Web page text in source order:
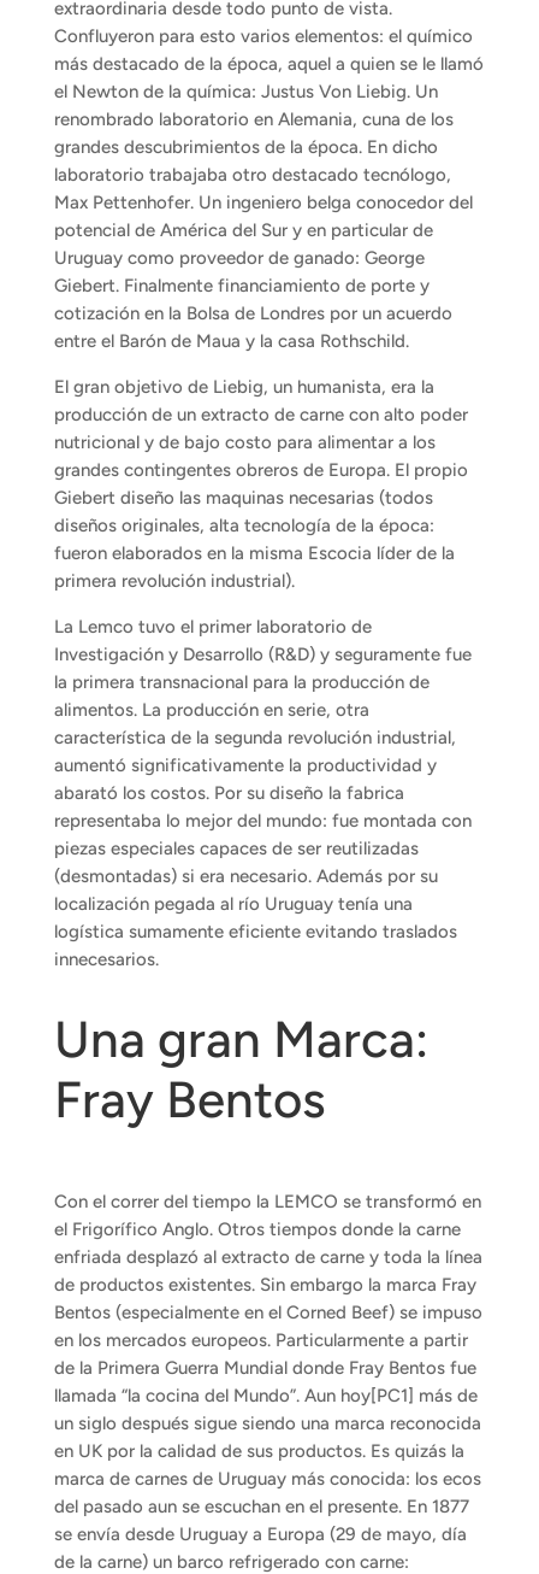
extraordinaria desde todo punto de vista.
Confluyeron para esto varios elementos: el químico
más destacado de la época, aquel a quien se le llamó
el Newton de la química: Justus Von Liebig. Un
renombrado laboratorio en Alemania, cuna de los
grandes descubrimientos de la época. En dicho
laboratorio trabajaba otro destacado tecnólogo,
Max Pettenhofer. Un ingeniero belga conocedor del
potencial de América del Sur y en particular de
Uruguay como proveedor de ganado: George
Giebert. Finalmente financiamiento de porte y
cotización en la Bolsa de Londres por un acuerdo
entre el Barón de Maua y la casa Rothschild.
El gran objetivo de Liebig, un humanista, era la
producción de un extracto de carne con alto poder
nutricional y de bajo costo para alimentar a los
grandes contingentes obreros de Europa. El propio
Giebert diseño las maquinas necesarias (todos
diseños originales, alta tecnología de la época:
fueron elaborados en la misma Escocia líder de la
primera revolución industrial).
La Lemco tuvo el primer laboratorio de
Investigación y Desarrollo (R&D) y seguramente fue
la primera transnacional para la producción de
alimentos. La producción en serie, otra
característica de la segunda revolución industrial,
aumentó significativamente la productividad y
abarató los costos. Por su diseño la fabrica
representaba lo mejor del mundo: fue montada con
piezas especiales capaces de ser reutilizadas
(desmontadas) si era necesario. Además por su
localización pegada al río Uruguay tenía una
logística sumamente eficiente evitando traslados
innecesarios.
Una gran Marca:
Fray Bentos
Con el correr del tiempo la LEMCO se transformó en
el Frigorífico Anglo. Otros tiempos donde la carne
enfriada desplazó al extracto de carne y toda la línea
de productos existentes. Sin embargo la marca Fray
Bentos (especialmente en el Corned Beef) se impuso
en los mercados europeos. Particularmente a partir
de la Primera Guerra Mundial donde Fray Bentos fue
llamada “la cocina del Mundo”. Aun hoy[PC1] más de
un siglo después sigue siendo una marca reconocida
en UK por la calidad de sus productos. Es quizás la
marca de carnes de Uruguay más conocida: los ecos
del pasado aun se escuchan en el presente. En 1877
se envía desde Uruguay a Europa (29 de mayo, día
de la carne) un barco refrigerado con carne: